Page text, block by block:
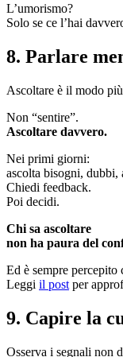
L’umorismo?
Solo se ce l’hai
8. Parlare
Ascoltare è il modo
Non “sentire”.
Ascoltare davvero.
Nei primi giorni:
ascolta bisogni, dubbi,
Chiedi feedback.
Poi decidi.
Chi sa ascoltare
non ha paura del
Ed è sempre percepito
Leggi il post per
9. Capire la
Osserva i segnali non